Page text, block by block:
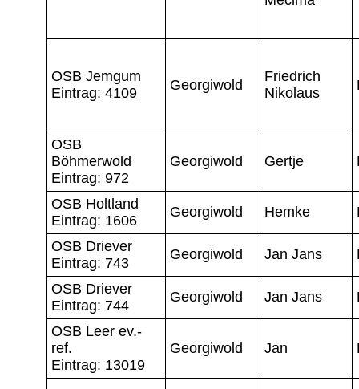
OSB Jemgum
Eintrag: 4109
Georgiwold
Friedrich
Nikolaus
OSB
Böhmerwold
Eintrag: 972
Georgiwold Gertje
OSB Holtland
Eintrag: 1606
Georgiwold Hemke
OSB Driever
Eintrag: 743
Georgiwold Jan Jans
OSB Driever
Eintrag: 744
Georgiwold Jan Jans
OSB Leer ev.-
ref.
Eintrag: 13019
Georgiwold Jan